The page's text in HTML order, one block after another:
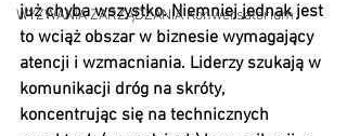
WYZWANIA ZARZĄDZANIA Konwersatorium
już chyba wszystko. Niemniej jednak jest
to wciąż obszar w biznesie wymagający
atencji i wzmacniania. Liderzy szukają w
komunikacji dróg na skróty,
koncentrując się na technicznych